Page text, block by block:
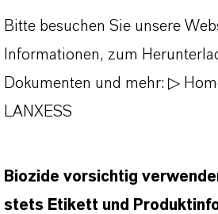
Bitte besuchen Sie unsere
Informationen, zum
Dokumenten und mehr: ▷
LANXESS
Biozide vorsichtig
stets Etikett und